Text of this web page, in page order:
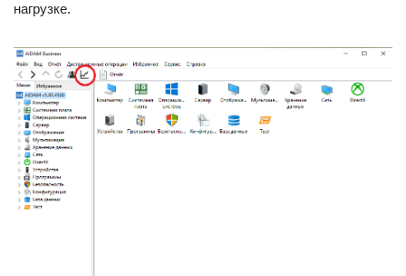
нагрузке.